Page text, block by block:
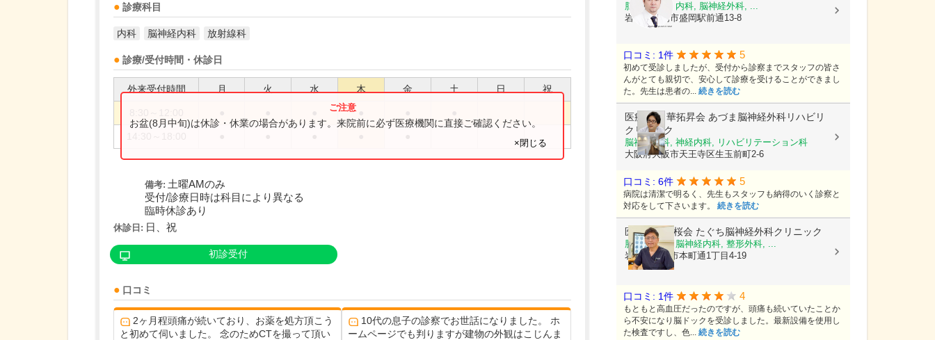
診療科目
内科 脳神経内科 放射線科
診療/受付時間・休診日
外来受付時間 月 火 水 木 金 土 日 祝
お盆(8月中旬)は休診・休業の場合があります。来院前に必ず医療機関に直接ご確認ください。
×閉じる
備考: 土曜AMのみ
受付/診療日時は科目により異なる
臨時休診あり
休診日: 日、祝
初診受付
口コミ
2ヶ月程頭痛が続いており、お薬を処方頂こう
と初めて伺いました。 念のためCTを撮って頂い
10代の息子の診察でお世話になりました。 ホ
ームページでも判りますが建物の外観はこじんま
脳神経内科, 内科, 脳神経外科, ...
岩手県盛岡市盛岡駅前通13-8
口コミ: 1件 5
初めて受診しましたが、受付から診察までスタッフの皆さ
んがとても親切で、安心して診療を受けることができまし
た。先生は患者の... 続きを読む
医療法人 華拓昇会 あづま脳神経外科リハビリ
クリニック
脳神経外科, 神経内科, リハビリテーション科
大阪府大阪市天王寺区生玉前町2-6
口コミ: 6件 5
病院は清潔で明るく、先生もスタッフも納得のいく診察と
対応をして下さいます。 続きを読む
医療法人颯桜会 たぐち脳神経外科クリニック
脳神経外科, 脳神経内科, 整形外科, ...
岩手県盛岡市本町通1丁目4-19
口コミ: 1件 4
もともと高血圧だったのですが、頭痛も続いていたことか
ら不安になり脳ドックを受診しました。最新設備を使用し
た検査ですし、色... 続きを読む